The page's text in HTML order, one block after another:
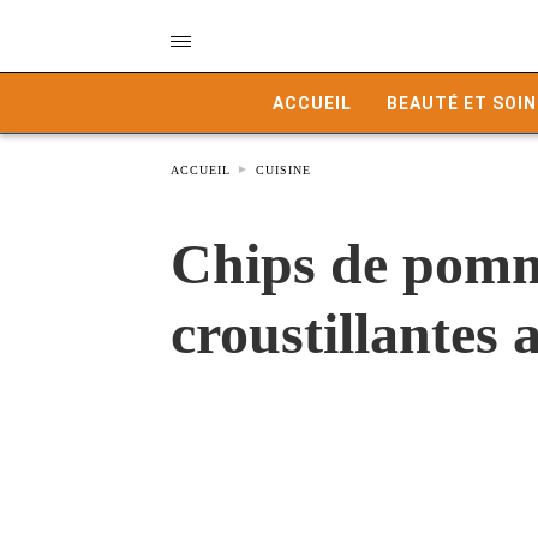
ACCUEIL BEAUTÉ ET SOIN
ACCUEIL CUISINE
Chips de
croustillantes